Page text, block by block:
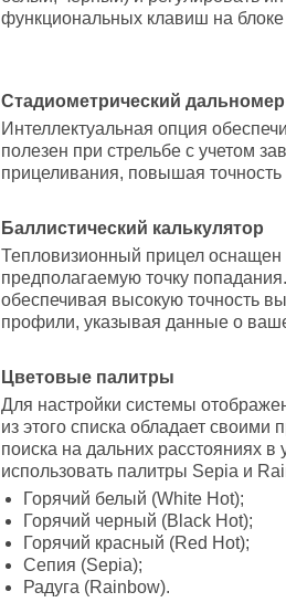
функциональных клавиш на
Стадиометрический дальномер
Интеллектуальная опция
полезен при стрельбе с учетом
прицеливания, повышая
Баллистический калькулятор
Тепловизионный прицел оснащен
предполагаемую точку
обеспечивая высокую точность
профили, указывая данные о
Цветовые палитры
Для настройки системы
из этого списка обладает
поиска на дальних расстояниях
использовать палитры Sepia и
Горячий белый (White Hot);
Горячий черный (Black Hot);
Горячий красный (Red Hot);
Сепия (Sepia);
Радуга (Rainbow).